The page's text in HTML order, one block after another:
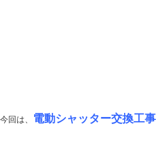
今回は、 電動シャッター交換工事